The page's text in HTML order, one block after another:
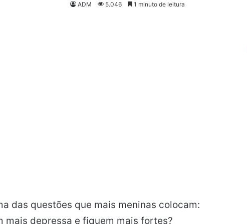
ADM 5.046 1 minuto de leitura
das questões que mais meninas colocam:
mais depressa e fiquem mais fortes?